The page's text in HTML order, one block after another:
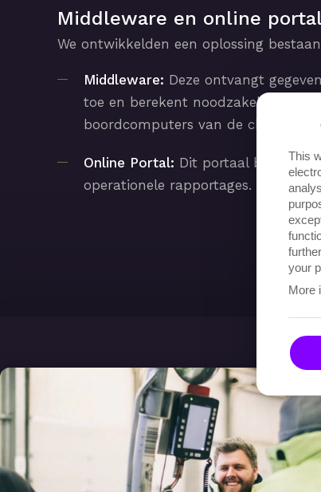
Middleware en online
We ontwikkelden een oplossing
Middleware: Deze ontvangt
toe en berekent noodzakelijke
boordcomputers van de
Online Portal: Dit portaal biedt een
operationele rapportages.
This
your
More